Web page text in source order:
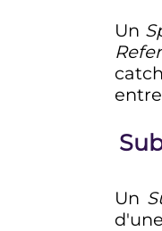
Un
entre
Un